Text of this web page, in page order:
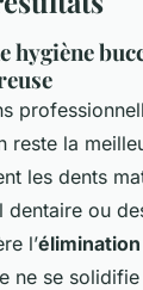
hygiène
reste la
les dents
ou
l’
ne se